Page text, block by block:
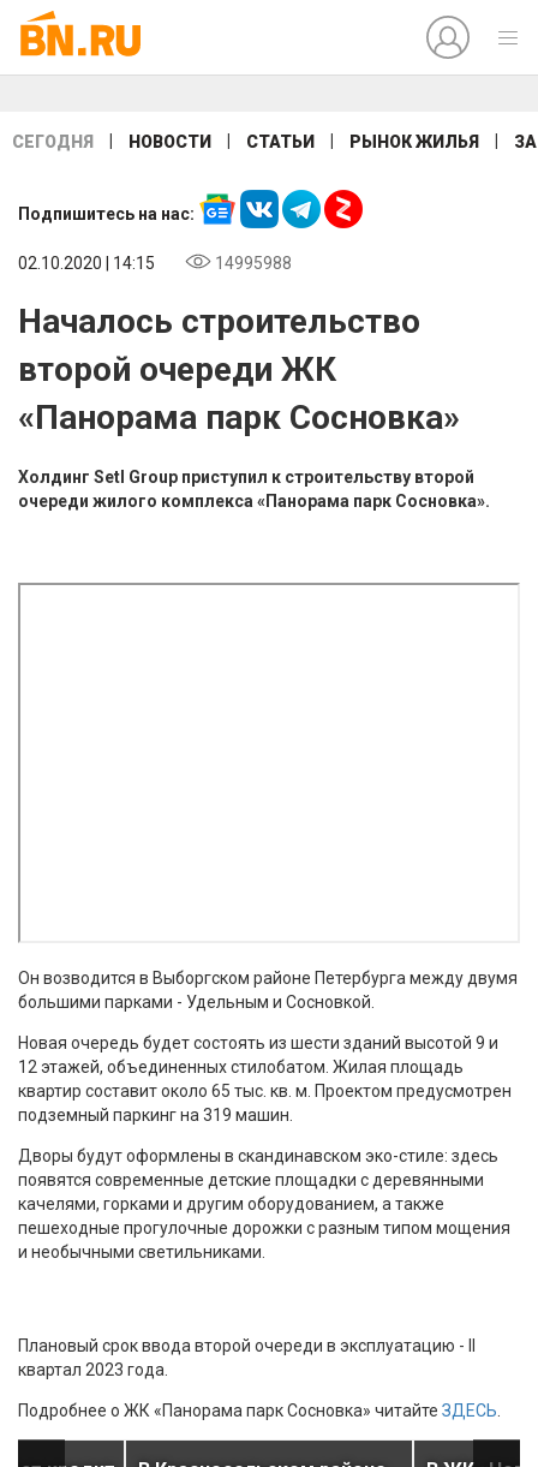
СЕГОДНЯ НОВОСТИ СТАТЬИ РЫНОК ЖИЛЬЯ
Подпишитесь на нас:
02.10.2020 | 14:15 14995988
Началось строительство
второй очереди ЖК
«Панорама парк Сосновка»
Холдинг Setl Group приступил к строительству второй
очереди жилого комплекса «Панорама парк Сосновка».
Он возводится в Выборгском районе Петербурга между двумя
большими парками - Удельным и Сосновкой.
Новая очередь будет состоять из шести зданий высотой 9 и
12 этажей, объединенных стилобатом. Жилая площадь
квартир составит около 65 тыс. кв. м. Проектом предусмотрен
подземный паркинг на 319 машин.
Дворы будут оформлены в скандинавском эко-стиле: здесь
появятся современные детские площадки с деревянными
качелями, горками и другим оборудованием, а также
пешеходные прогулочные дорожки с разным типом мощения
и необычными светильниками.
Плановый срок ввода второй очереди в эксплуатацию - II
квартал 2023 года.
Подробнее о ЖК «Панорама парк Сосновка» читайте ЗДЕСЬ